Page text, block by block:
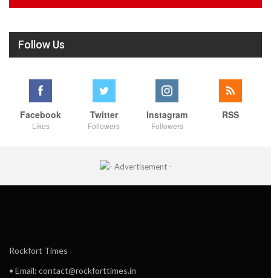
Follow Us
Facebook
Likes
Twitter
Followers
Instagram
Followers
RSS
Rockfort Times
• Email: contact@rockforttimes.in